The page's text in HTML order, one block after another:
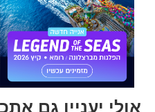
אולי יעניין גם אתכם